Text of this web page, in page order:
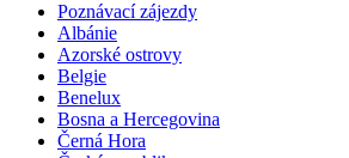
Poznávací zájezdy
Albánie
Azorské ostrovy
Belgie
Benelux
Bosna a Hercegovina
Černá Hora